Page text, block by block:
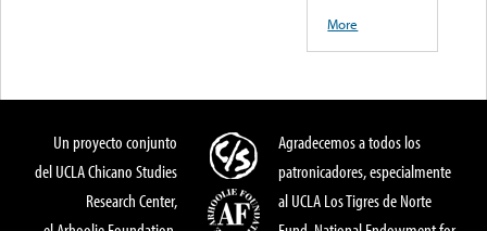
More
Un proyecto conjunto
del UCLA Chicano Studies
Research Center,
Agradecemos a todos los
patronicadores, especialmente
al UCLA Los Tigres de Norte